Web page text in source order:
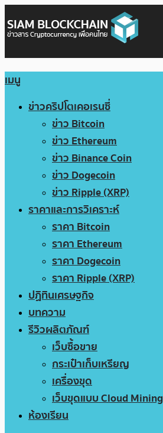
เมนู
ข่าวคริปโตเคอเรนซี่
ข่าว Bitcoin
ข่าว Ethereum
ข่าว Binance Coin
ข่าว Dogecoin
ข่าว Ripple (XRP)
ราคาและการวิเคราะห์
ราคา Bitcoin
ราคา Ethereum
ราคา Dogecoin
ราคา Ripple (XRP)
ปฏิทินเศรษฐกิจ
บทความ
รีวิวผลิตภัณฑ์
เว็บซื้อขาย
กระเป๋าเก็บเหรียญ
เครื่องขุด
เว็บขุดแบบ Cloud Mining
ห้องเรียน